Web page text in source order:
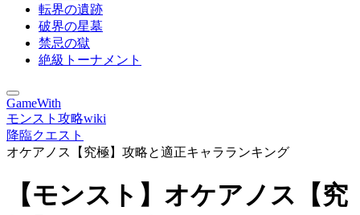
転界の遺跡
破界の星墓
禁忌の獄
絶級トーナメント
GameWith
モンスト攻略wiki
降臨クエスト
オケアノス【究極】攻略と適正キャラランキング
【モンスト】オケアノス【究